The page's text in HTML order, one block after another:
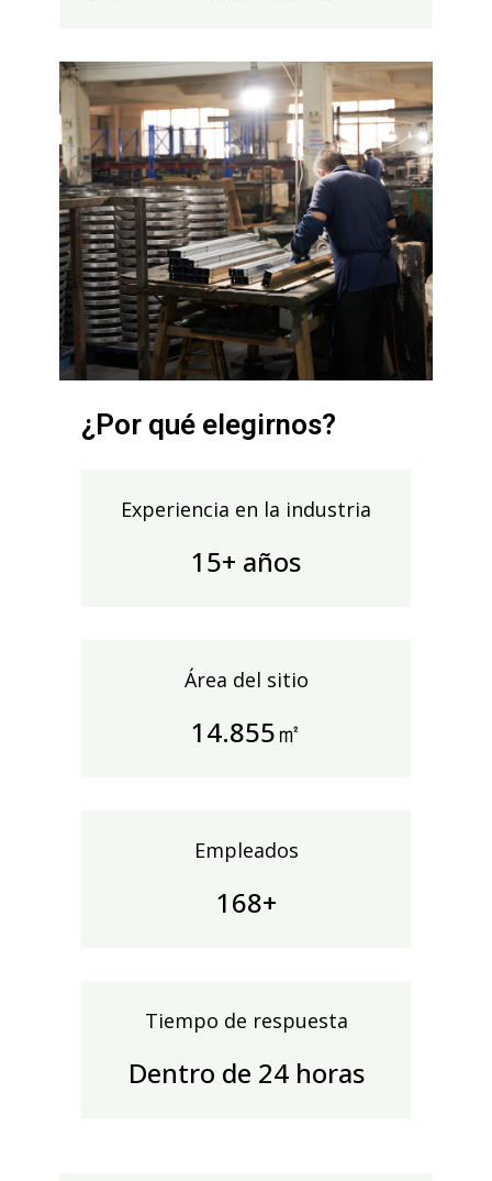
¿Por qué elegirnos?
Experiencia en la industria
15+ años
Área del sitio
14.994㎡
Empleados
170+
Tiempo de respuesta
Dentro de 24 horas